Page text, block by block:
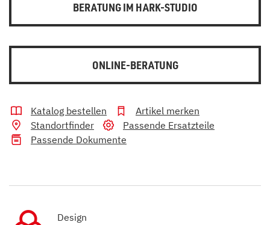
BERATUNG IM HARK-STUDIO
ONLINE-BERATUNG
Katalog bestellen
Artikel merken
Standortfinder
Passende Ersatzteile
Passende Dokumente
Design